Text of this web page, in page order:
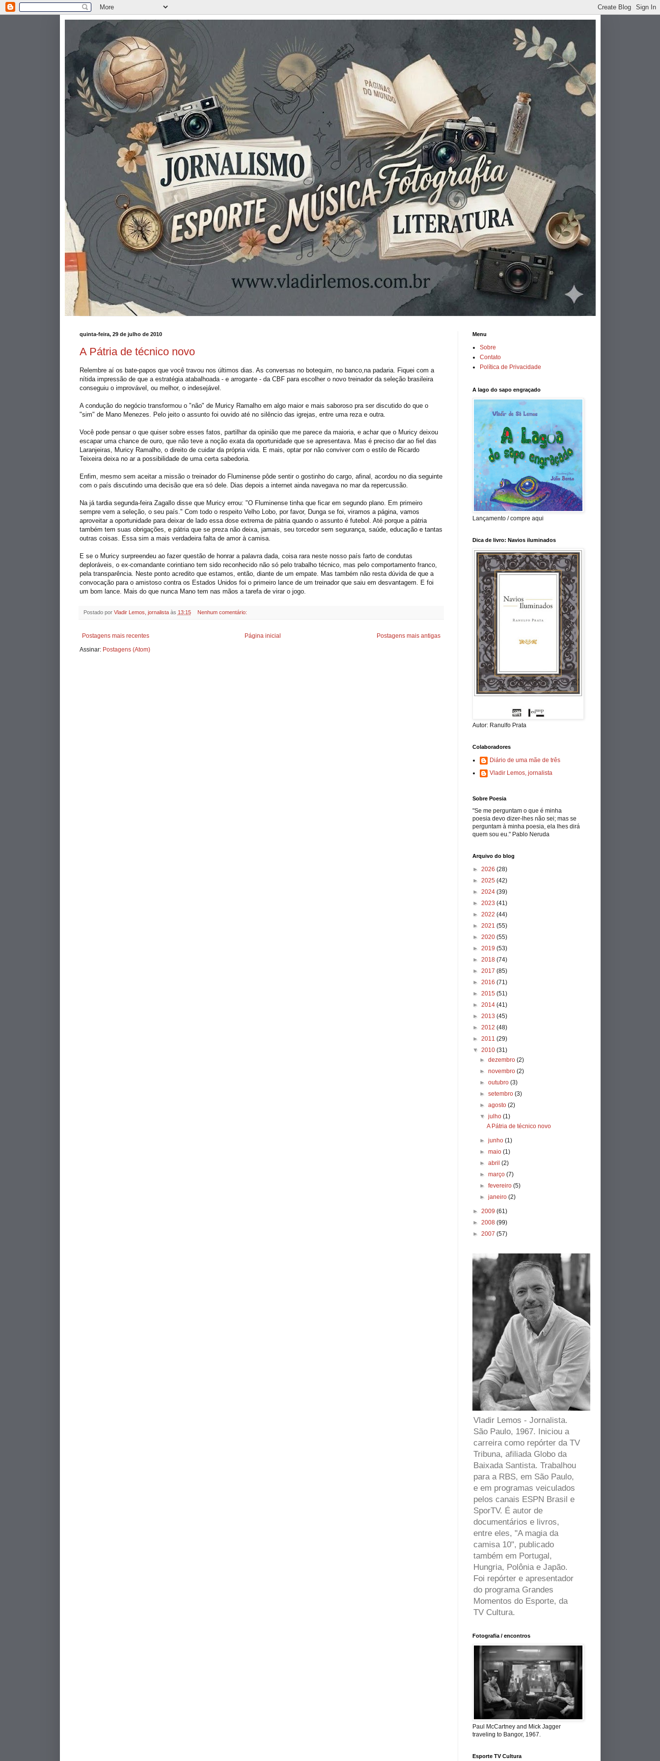
quinta-feira, 29 de julho de 2010
A Pátria de técnico novo
Relembre aí os bate-papos que você travou nos últimos dias. As conversas no botequim, no banco,na padaria. Fiquei com a
nítida impressão de que a estratégia atabalhoada - e arrogante - da CBFpara escolher o novo treinador da seleçãobrasileira
conseguiu o improvável, ou melhor, o indesejável.
A condução do negócio transformou o "não" de MuricyRamalho em algo maior e mais saboroso pra ser discutido do que o
"sim" de Mano Menezes. Pelo jeito o assunto foi ouvido até no silêncio das igrejas, entre uma reza e outra.
Você pode pensar o que quiser sobre esses fatos, partilhar da opinião que me parece da maioria, e achar que o Muricydeixou
escapar uma chance de ouro, que não teve a noção exatada oportunidade que se apresentava. Mas é preciso dar ao fiel das
Laranjeiras, MuricyRamalho, o direito de cuidar da própria vida. E mais, optar por não conviver com o estilo de Ricardo
Teixeira deixa no ar a possibilidade de uma certa sabedoria.
Enfim, mesmo sem aceitar a missão o treinador do Fluminense pôde sentir o gostinho do cargo, afinal, acordou no dia seguinte
com o país discutindo uma decisão que era só dele. Dias depois a internetainda navegava no mar da repercussão.
Na já tardia segunda-feira Zagallodisse que Muricyerrou: "O Fluminense tinha que ficar em segundo plano. Em primeiro
sempre vem a seleção, o seu país." Com todo o respeito Velho Lobo, por favor, Dungase foi, viramos a página, vamos
aproveitar a oportunidade para deixar de lado essa dose extrema de pátria quando o assunto é futebol. Até porque a pátria
também tem suas obrigações, e pátria que se preza não deixa, jamais, seu torcedor sem segurança, saúde, educação e tantas
outras coisas. Essa sim a mais verdadeira falta de amor à camisa.
E se o Muricysurpreendeu ao fazer questão de honrar a palavra dada, coisa rara neste nosso país farto de condutas
deploráveis, o ex-comandante corintianotem sido reconhecido não só pelo trabalho técnico, mas pelo comportamento franco,
pela transparência. Neste ponto acredito que estamos, então, diante de um empate. Mas também não resta dúvida de que a
convocação para o amistoso contra os Estados Unidos foi o primeiro lance de um treinador que saiu em desvantagem. E foi
um bom lance. Mais do que nunca Mano tem nas mãos a tarefa de virar o jogo.
Postado por Vladir Lemos, jornalista às 13:15 Nenhum comentário:
Postagens mais recentes Postagens mais antigas
Página inicial
Assinar: Postagens (Atom)
Menu
Sobre
Contato
Política de Privacidade
A lago do sapo engraçado
Lançamento / compre aqui
Dica de livro: Navios iluminados
Autor: Ranulfo Prata
Colaboradores
Diário de uma mãe de três
Vladir Lemos, jornalista
Sobre Poesia
"Se me perguntam o que é minha
poesia devo dizer-lhes não sei; mas se
perguntam à minha poesia, ela lhes dirá
quem sou eu." Pablo Neruda
Arquivo do blog
► 2026 (28)
► 2025 (42)
► 2024 (39)
► 2023 (41)
► 2022 (44)
► 2021 (55)
► 2020 (55)
► 2019 (53)
► 2018 (74)
► 2017 (85)
► 2016 (71)
► 2015 (51)
► 2014 (41)
► 2013 (45)
► 2012 (48)
► 2011 (29)
▼ 2010 (31)
► dezembro (2)
► novembro (2)
► outubro (3)
► setembro (3)
► agosto (2)
▼ julho (1)
A Pátria de técnico novo
► junho (1)
► maio (1)
► abril (2)
► março (7)
► fevereiro (5)
► janeiro (2)
► 2009 (61)
► 2008 (99)
► 2007 (57)
Vladir Lemos - Jornalista.
São Paulo, 1967. Iniciou a
carreira como repórter da TV
Tribuna, afiliada Globo da
Baixada Santista. Trabalhou
para a RBS, em São Paulo,
e em programas veiculados
pelos canais ESPN Brasil e
SporTV. É autor de
documentários e livros,
entre eles, "A magia da
camisa 10", publicado
também em Portugal,
Hungria, Polônia e Japão.
Foi repórter e apresentador
do programa Grandes
Momentos do Esporte, da
TV Cultura.
Fotografia / encontros
Paul McCartney and Mick Jagger
traveling to Bangor, 1967.
Esporte TV Cultura